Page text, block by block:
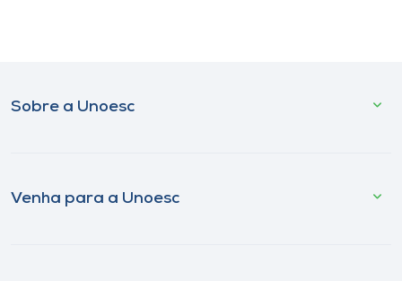
Sobre a Unoesc
Venha para a Unoesc